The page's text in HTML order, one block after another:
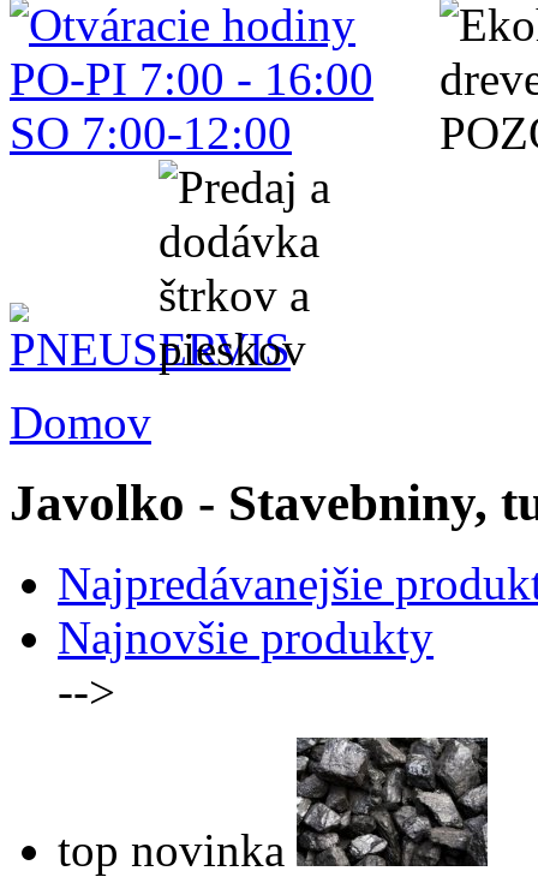
Domov
Javolko - Stavebniny,
Najpredávanejšie
Najnovšie produkty
-->
top novinka